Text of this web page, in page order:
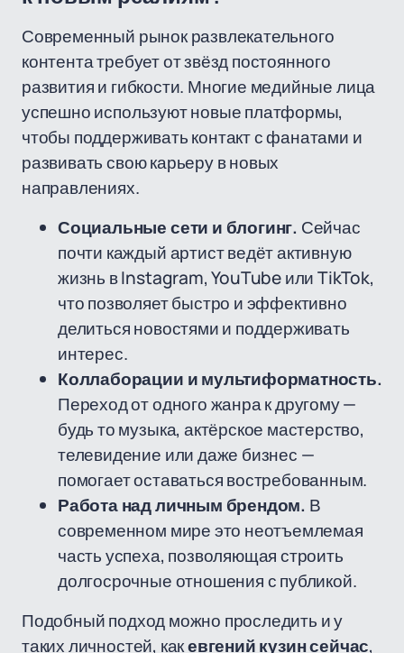
Современный рынок развлекательного
контента требует от звёзд постоянного
развития и гибкости. Многие медийные лица
успешно используют новые платформы,
чтобы поддерживать контакт с фанатами и
развивать свою карьеру в новых
направлениях.
Социальные сети и блогинг. Сейчас
почти каждый артист ведёт активную
жизнь в Instagram, YouTube или TikTok,
что позволяет быстро и эффективно
делиться новостями и поддерживать
интерес.
Коллаборации и мультиформатность.
Переход от одного жанра к другому —
будь то музыка, актёрское мастерство,
телевидение или даже бизнес —
помогает оставаться востребованным.
Работа над личным брендом. В
современном мире это неотъемлемая
часть успеха, позволяющая строить
долгосрочные отношения с публикой.
Подобный подход можно проследить и у
таких личностей, какевгений кузин сейчас,